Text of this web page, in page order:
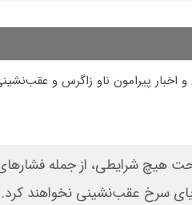
اخبار پیرامون ناو زاگرس و
هیچ شرایطی، از جمله
سرخ عقب‌نشینی نخواهند کرد.